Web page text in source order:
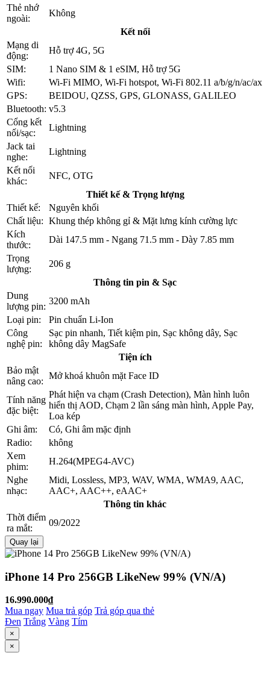
Thẻ nhớ
ngoài:
Không
Kết nối
Mạng di
động:
Hỗ trợ 4G, 5G
SIM:
1 Nano SIM & 1 eSIM, Hỗ trợ 5G
Wifi:
Wi-Fi MIMO, Wi-Fi hotspot, Wi-Fi 802.11 a/b/g/n/ac/ax
GPS:
BEIDOU, QZSS, GPS, GLONASS, GALILEO
Bluetooth: v5.3
Cổng kết
nối/sạc:
Lightning
Jack tai
nghe:
Lightning
Kết nối
khác:
NFC, OTG
Thiết kế & Trọng lượng
Thiết kế:
Nguyên khối
Chất liệu: Khung thép không gỉ & Mặt lưng kính cường lực
Kích
thước:
Dài 147.5 mm - Ngang 71.5 mm - Dày 7.85 mm
Trọng
lượng:
206 g
Thông tin pin & Sạc
Dung
lượng pin:
3200 mAh
Loại pin:
Pin chuẩn Li-Ion
Công
nghệ pin:
Sạc pin nhanh, Tiết kiệm pin, Sạc không dây, Sạc
không dây MagSafe
Tiện ích
Bảo mật
nâng cao:
Mở khoá khuôn mặt Face ID
Tính năng
đặc biệt:
Phát hiện va chạm (Crash Detection), Màn hình luôn
hiển thị AOD, Chạm 2 lần sáng màn hình, Apple Pay,
Loa kép
Ghi âm:
Có, Ghi âm mặc định
Radio:
không
Xem
phim:
H.264(MPEG4-AVC)
Nghe
nhạc:
Midi, Lossless, MP3, WAV, WMA, WMA9, AAC,
AAC+, AAC++, eAAC+
Thông tin khác
Thời điểm
ra mắt:
09/2022
Quay lại
iPhone 14 Pro 256GB LikeNew 99% (VN/A)
16.990.000₫
Mua ngay Mua trả góp Trả góp qua thẻ
Đen Trắng Vàng Tím
×
×